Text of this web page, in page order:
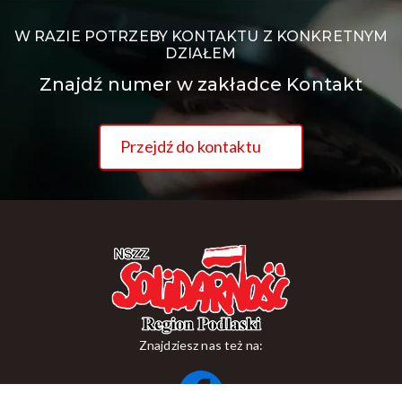
W RAZIE POTRZEBY KONTAKTU Z KONKRETNYM
DZIAŁEM
Znajdź numer w zakładce Kontakt
Przejdź do kontaktu
Znajdziesz nas też na: